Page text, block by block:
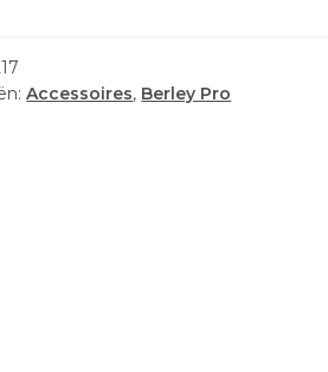
Accessoires, Berley Pro